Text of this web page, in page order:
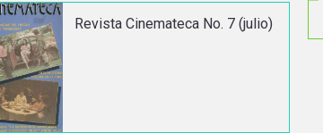
Revista Cinemateca No. 7 (julio)